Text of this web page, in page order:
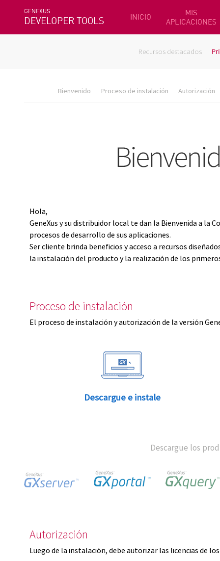
GENEXUS
DEVELOPER TOOLS INICIO
MIS
APLICACIONES
Recursos destacados
Bienvenido Proceso de instalación Autorización
Hola,
GeneXus y su distribuidor local te dan la Bienvenida a la
procesos de desarrollo de sus aplicaciones.
Ser cliente brinda beneficios y acceso a recursos
la instalación del producto y la realización de los
Proceso de instalación
El proceso de instalación y autorización de la versión
Descargue e instale
Descargue los
Autorización
Luego de la instalación, debe autorizar las licencias de